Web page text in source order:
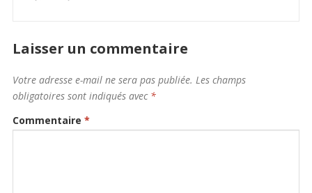
Laisser un commentaire
Votre adresse e-mail ne sera pas publiée. Les champs
obligatoires sont indiqués avec *
Commentaire *